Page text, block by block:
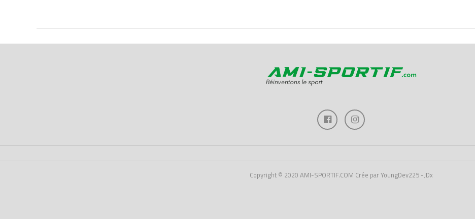
Copyright © 2020 AMI-SPORTIF.COM Crée par YoungDev225 -JDx